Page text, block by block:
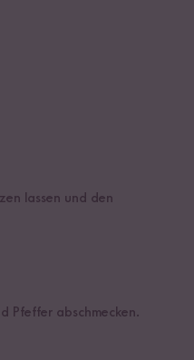
lassen und den
Pfeffer abschmecken.